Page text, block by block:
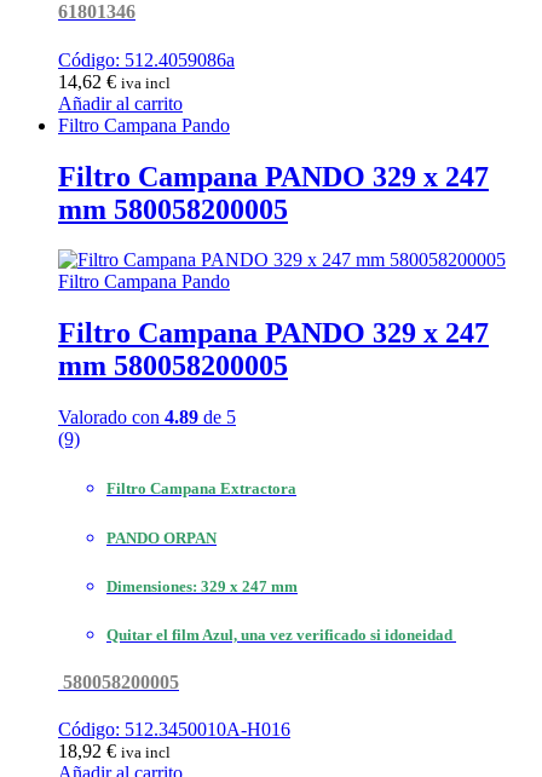
61801346
Código: 512.4059086a
14,62 € iva incl
Añadir al carrito
Filtro Campana Pando
Filtro Campana PANDO 329 x 247
mm 580058200005
Filtro Campana Pando
Filtro Campana PANDO 329 x 247
mm 580058200005
Valorado con 4.89 de 5
(9)
Filtro Campana Extractora
PANDO ORPAN
Dimensiones: 329 x 247 mm
Quitar el film Azul, una vez verificado si idoneidad
580058200005
Código: 512.3450010A-H016
18,92 € iva incl